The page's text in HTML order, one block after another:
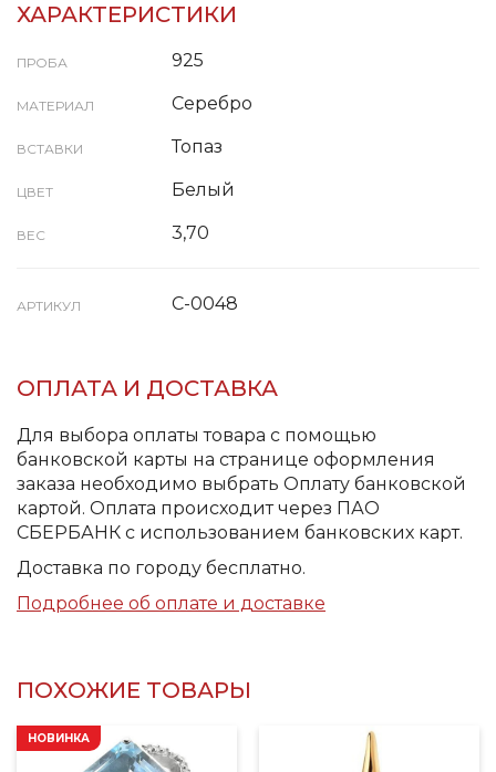
ХАРАКТЕРИСТИКИ
ПРОБА 925
МАТЕРИАЛ Серебро
ВСТАВКИ Топаз
ЦВЕТ Белый
ВЕС 3,70
АРТИКУЛ С-0048
ОПЛАТА И ДОСТАВКА
Для выбора оплаты товара с помощью
банковской карты на странице оформления
заказа необходимо выбрать Оплату банковской
картой. Оплата происходит через ПАО
СБЕРБАНК с использованием банковских карт.
Доставка по городу бесплатно.
Подробнее об оплате и доставке
ПОХОЖИЕ ТОВАРЫ
НОВИНКА